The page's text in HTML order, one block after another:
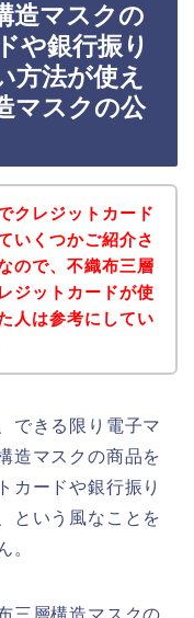
造マスクの
や銀行振り
方法が使え
マスクの公
クレジットカード
いくつかご紹介さ
ので、不織布三層
ジットカードが使
人は参考にしてい
できる限り電子マ
造マスクの商品を
カードや銀行振り
という風なことを
。
三層構造マスクの